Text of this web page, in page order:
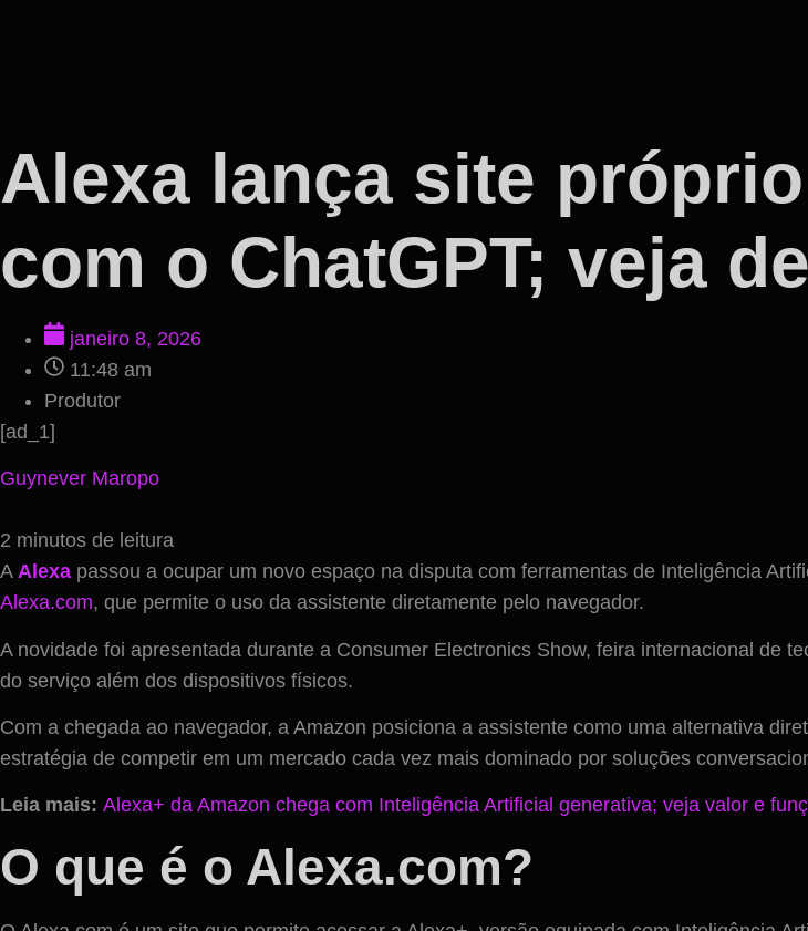
Alexa lança site
com o ChatGPT; veja
janeiro 8, 2026
11:48 am
Produtor
[ad_1]
Guynever Maropo
2 minutos de leitura
A Alexa passou a ocupar um novo espaço na disputa com ferramentas de Inteligência
Alexa.com, que permite o uso da assistente diretamente pelo navegador.
A novidade foi apresentada durante a Consumer Electronics Show, feira internacional de
do serviço além dos dispositivos físicos.
Com a chegada ao navegador, a Amazon posiciona a assistente como uma alternativa
estratégia de competir em um mercado cada vez mais dominado por soluções
Leia mais: Alexa+ da Amazon chega com Inteligência Artificial generativa; veja valor e
O que é o Alexa.com?